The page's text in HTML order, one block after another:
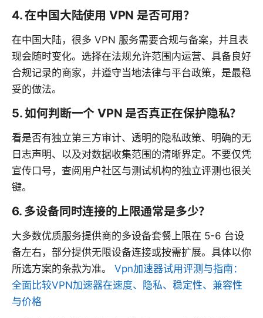
4. 在中国大陆使用 VPN 是否可用？
在中国大陆，很多 VPN 服务需要合规与备案，并且表
现会随时变化。选择在法规允许范围内运营、具备良好
合规记录的商家，并遵守当地法律与平台政策，是最稳
妥的做法。
5. 如何判断一个 VPN 是否真正在保护隐私？
看是否有独立第三方审计、透明的隐私政策、明确的无
日志声明、以及对数据收集范围的清晰界定。不要仅凭
宣传口号，查阅用户社区与测试机构的独立评测也很关
键。
6. 多设备同时连接的上限通常是多少？
大多数优质服务提供商的多设备套餐上限在 5-6 台设
备左右，部分提供无限设备连接或按需扩展。具体以你
所选方案的条款为准。 Vpn加速器试用评测与指南：
全面比较VPN加速器在速度、隐私、稳定性、兼容性
与价格